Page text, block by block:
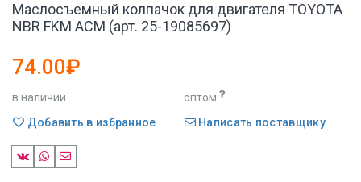
Маслосъемный колпачок для двигателя TOYOTA
NBR FKM ACM (арт. 25-19085697)
74.00₽
в наличии
оптом
Добавить в избранное
Написать поставщику